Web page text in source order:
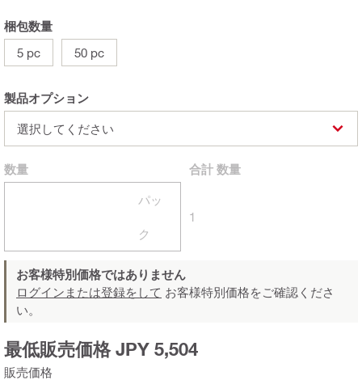
梱包数量
5 pc
50 pc
製品オプション
選択してください
数量
パッ
ク
合計 数量
1
お客様特別価格ではありません
ログインまたは登録をして お客様特別価格をご確認くださ
い。
販売価格
最低販売価格 JPY 5,504